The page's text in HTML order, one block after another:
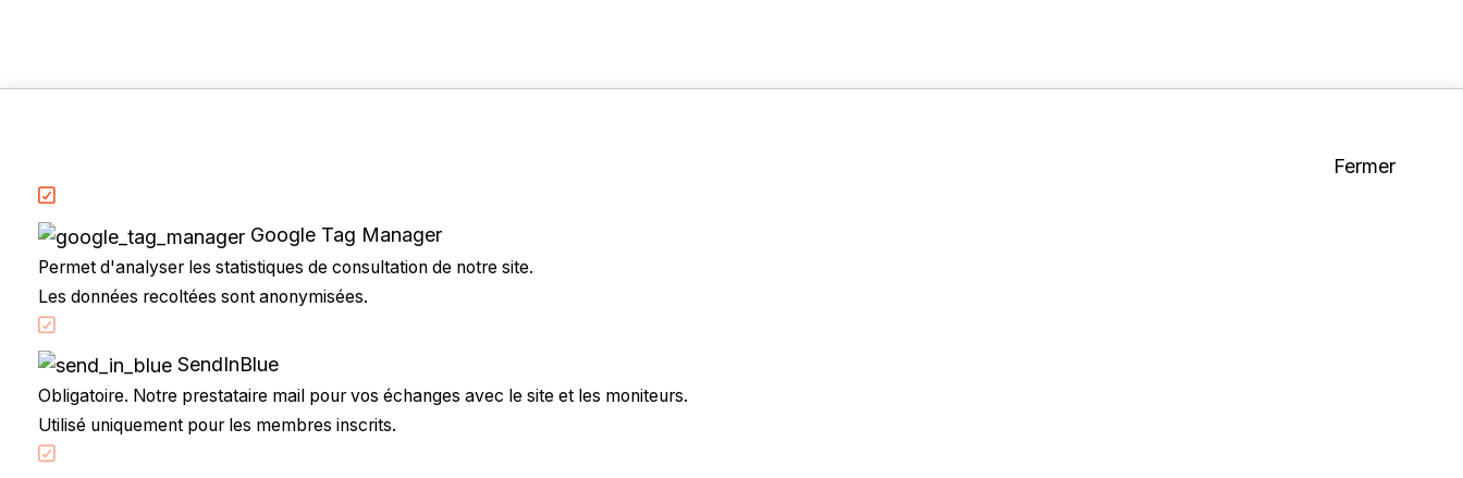
Accueil
Partenaires
Permis à points
CandidatLibre.net
Fermer
Google Tag Manager
Permet d'analyser les statistiques de consultation de notre site.
Les données recoltées sont anonymisées.
SendInBlue
Obligatoire. Notre prestataire mail pour vos échanges avec le site et les moniteurs.
Utilisé uniquement pour les membres inscrits.